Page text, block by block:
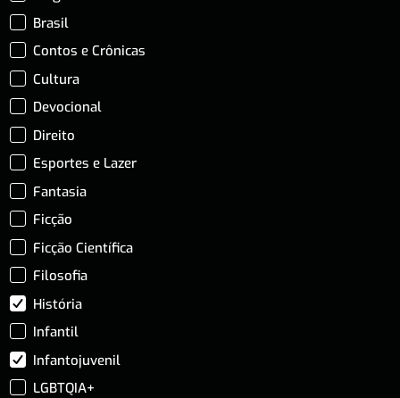
Brasil
Contos e Crônicas
Cultura
Devocional
Direito
Esportes e Lazer
Fantasia
Ficção
Ficção Científica
Filosofia
História
Infantil
Infantojuvenil
LGBTQIA+